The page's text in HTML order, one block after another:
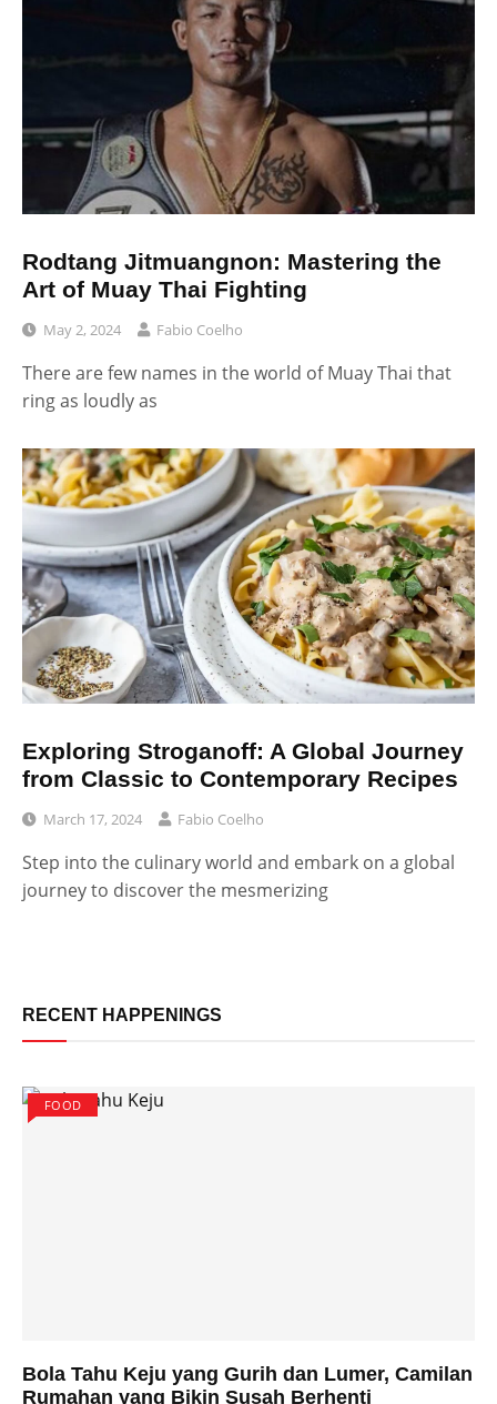
Rodtang Jitmuangnon: Mastering the
Art of Muay Thai Fighting
May 2, 2024 Fabio Coelho
There are few names in the world of Muay Thai that
ring as loudly as
Exploring Stroganoff: A Global Journey
from Classic to Contemporary Recipes
March 17, 2024 Fabio Coelho
Step into the culinary world and embark on a global
journey to discover the mesmerizing
RECENT HAPPENINGS
FOOD
Bola Tahu Keju yang Gurih dan Lumer, Camilan
Rumahan yang Bikin Susah Berhenti